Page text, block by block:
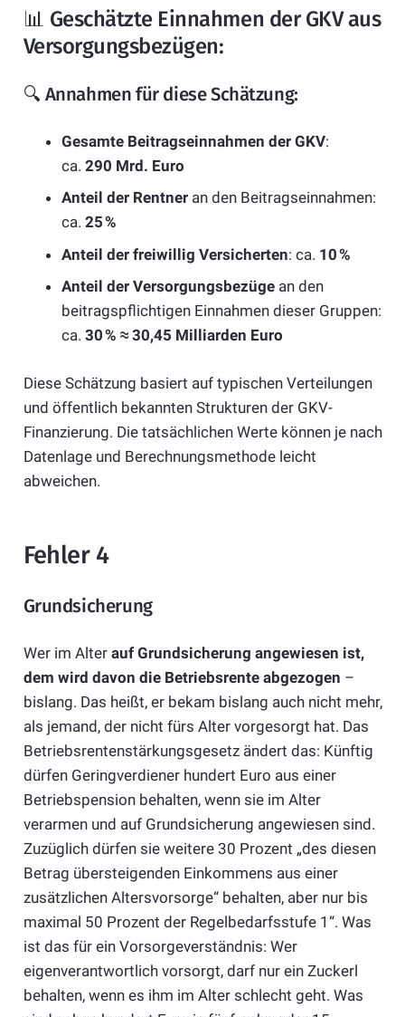
📊 Geschätzte Einnahmen der GKV aus
Versorgungsbezügen:
🔍 Annahmen für diese Schätzung:
Gesamte Beitragseinnahmen der GKV:
ca. 290 Mrd. Euro
Anteil der Rentner an den Beitragseinnahmen:
ca. 25 %
Anteil der freiwillig Versicherten: ca. 10 %
Anteil der Versorgungsbezüge an den
beitragspflichtigen Einnahmen dieser Gruppen:
ca. 30 % ≈ 30,45 Milliarden Euro
Diese Schätzung basiert auf typischen Verteilungen
und öffentlich bekannten Strukturen der GKV-
Finanzierung. Die tatsächlichen Werte können je nach
Datenlage und Berechnungsmethode leicht
abweichen.
Fehler 4
Grundsicherung
Wer im Alter auf Grundsicherung angewiesen ist,
dem wird davon die Betriebsrente abgezogen –
bislang. Das heißt, er bekam bislang auch nicht mehr,
als jemand, der nicht fürs Alter vorgesorgt hat. Das
Betriebsrentenstärkungsgesetz ändert das: Künftig
dürfen Geringverdiener hundert Euro aus einer
Betriebspension behalten, wenn sie im Alter
verarmen und auf Grundsicherung angewiesen sind.
Zuzüglich dürfen sie weitere 30 Prozent „des diesen
Betrag übersteigenden Einkommens aus einer
zusätzlichen Altersvorsorge“ behalten, aber nur bis
maximal 50 Prozent der Regelbedarfsstufe 1“. Was
ist das für ein Vorsorgeverständnis: Wer
eigenverantwortlich vorsorgt, darf nur ein Zuckerl
behalten, wenn es ihm im Alter schlecht geht. Was